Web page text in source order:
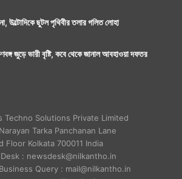
উল্টোদিকে ছুটল পৃথিবীর তলার গলিত লোহা
জুড়ে ভারী বৃষ্টি, কবে থেকে জানাল আবহাওয়া দফতর
Techno Solutions Private Limited
Tarka Panchanan Lane
Floor Kolkata 700011 India
: newsdesk@nilkantho.in
Query : mail@nilkantho.in